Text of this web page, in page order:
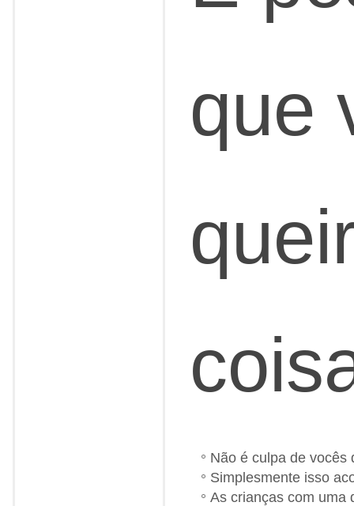
que
Não é culpa de vocês
Simplesmente isso
As crianças com uma